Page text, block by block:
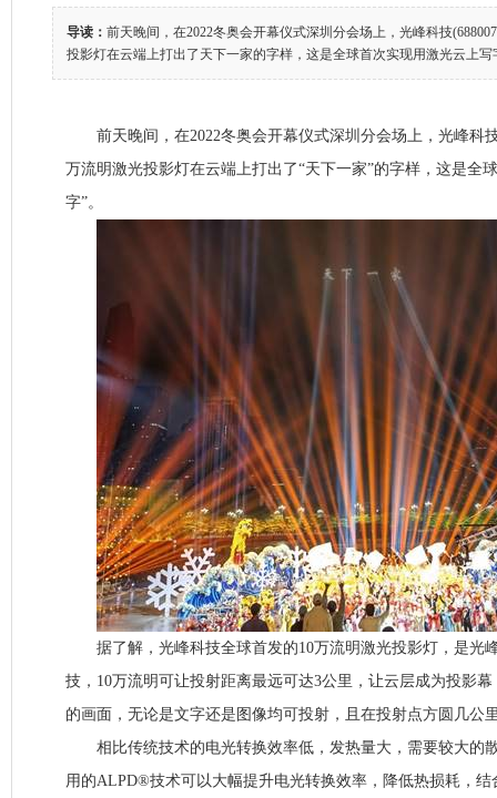
导读： 前天晚间，在2022冬奥会开幕仪式深圳分会场上，光峰科技
投影灯在云端上打出了天下一家的字样，这是全球首次实现用激光云
前天晚间，在2022冬奥会开幕仪式深圳分会场上，光峰科
万流明激光投影灯在云端上打出了“天下一家”的字样，这是全
字”。
据了解，光峰科技全球首发的10万流明激光投影灯，是光
技，10万流明可让投射距离最远可达3公里，让云层成为投影
的画面，无论是文字还是图像均可投射，且在投射点方圆几公
相比传统技术的电光转换效率低，发热量大，需要较大的
用的ALPD®技术可以大幅提升电光转换效率，降低热损耗，结